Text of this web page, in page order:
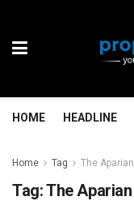
HOME HEADLINE
Home Tag The Aparian
Tag:The Aparian